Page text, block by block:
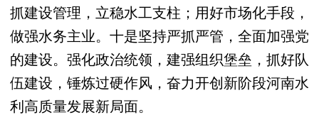
抓建设管理，立稳水工支柱；用好市场化手段，
做强水务主业。十是坚持严抓严管，全面加强党
的建设。强化政治统领，建强组织堡垒，抓好队
伍建设，锤炼过硬作风，奋力开创新阶段河南水
利高质量发展新局面。